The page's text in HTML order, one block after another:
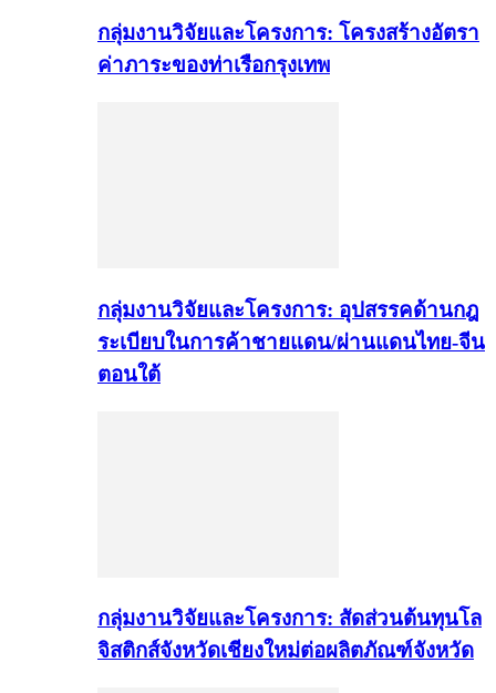
กลุ่มงานวิจัยและโครงการ: โครงสร้างอัตรา
ค่าภาระของท่าเรือกรุงเทพ
กลุ่มงานวิจัยและโครงการ: อุปสรรคด้านกฎ
ระเบียบในการค้าชายแดน/ผ่านแดนไทย-จีน
ตอนใต้
กลุ่มงานวิจัยและโครงการ: สัดส่วนต้นทุนโล
จิสติกส์จังหวัดเชียงใหม่ต่อผลิตภัณฑ์จังหวัด